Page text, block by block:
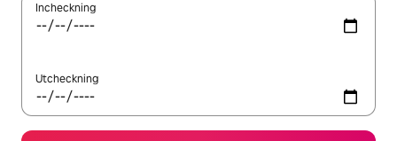
Incheckning
Utcheckning